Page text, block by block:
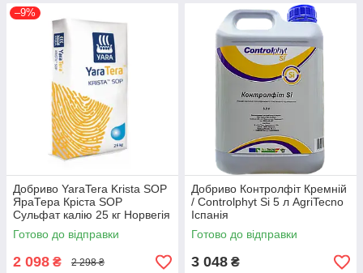
–9%
Добриво YaraTera Krista SOP
ЯраТера Кріста SOP
Сульфат калію 25 кг Норвегія
Готово до відправки
2 098 ₴ 2 298 ₴
Добриво Контролфіт Кремній
/ Controlphyt Si 5 л AgriTecno
Іспанія
Готово до відправки
3 048 ₴